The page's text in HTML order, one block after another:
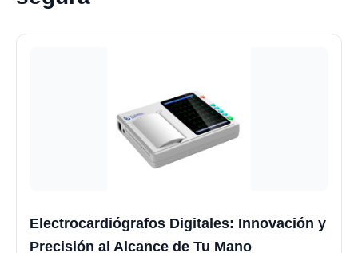
Electrocardiógrafos Digitales: Innovación y
Precisión al Alcance de Tu Mano